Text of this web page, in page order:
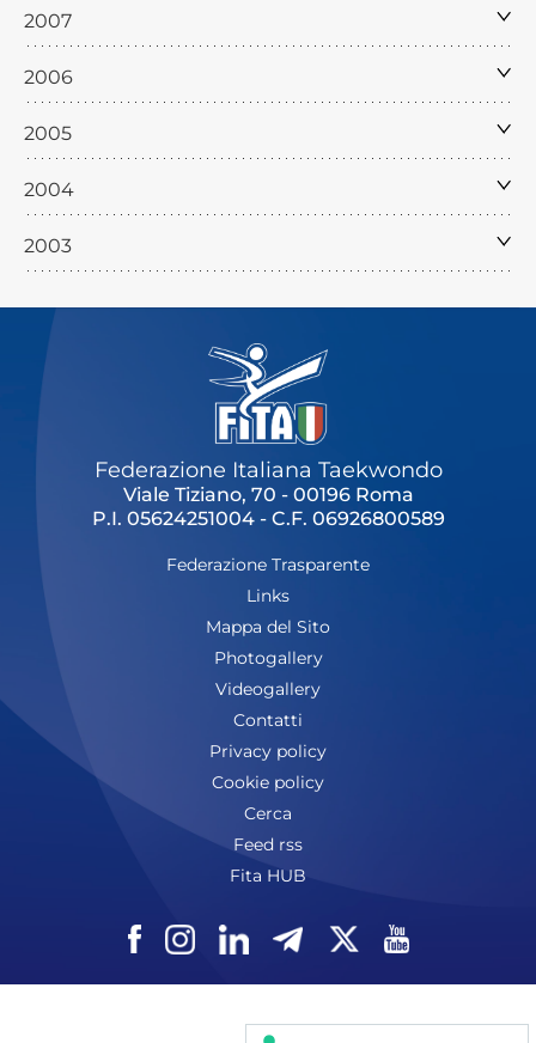
2007
2006
2005
2004
2003
Federazione Italiana Taekwondo
Viale Tiziano, 70 - 00196 Roma
P.I. 05624251004 - C.F. 06926800589
Federazione Trasparente
Links
Mappa del Sito
Photogallery
Videogallery
Contatti
Privacy policy
Cookie policy
Cerca
Feed rss
Fita HUB